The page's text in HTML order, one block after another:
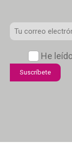
Correo
Política
confidencialidad
He
Suscríbete